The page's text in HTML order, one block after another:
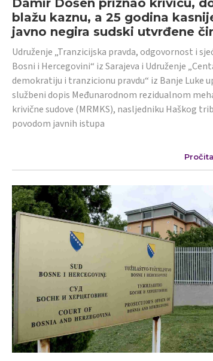
blažu kaznu, a 25 godina
javno negira sudski utvrđene
Udruženje „Tranzicijska pravda, odgovornost i
Bosni i Hercegovini“ iz Sarajeva i Udruženje
demokratiju i tranzicionu pravdu“ iz Banje Luke
službeni dopis Međunarodnom rezidualnom
krivične sudove (MRMKS), nasljedniku Haškog
povodom javnih istupa